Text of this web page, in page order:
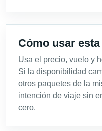
Cómo usar
Usa el precio, vuelo y
Si la disponibilidad
otros paquetes de la
intención de viaje sin
cero.